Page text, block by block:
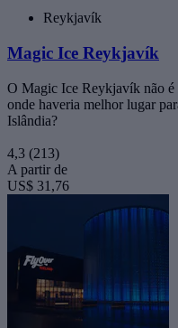
Reykjavík
Magic Ice Reykjavík
O Magic Ice Reykjavík não é
onde haveria melhor lugar
Islândia?
4,3 (213)
A partir de
US$ 31,76